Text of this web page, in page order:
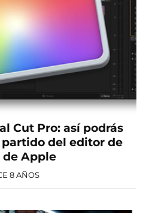
Cut Pro: así podrás
del editor de
de Apple
8 AÑOS